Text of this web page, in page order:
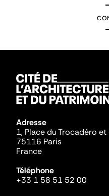
Adresse
1, Place du Trocadéro
75116 Paris
France
Téléphone
+33 1 58 51 52 00